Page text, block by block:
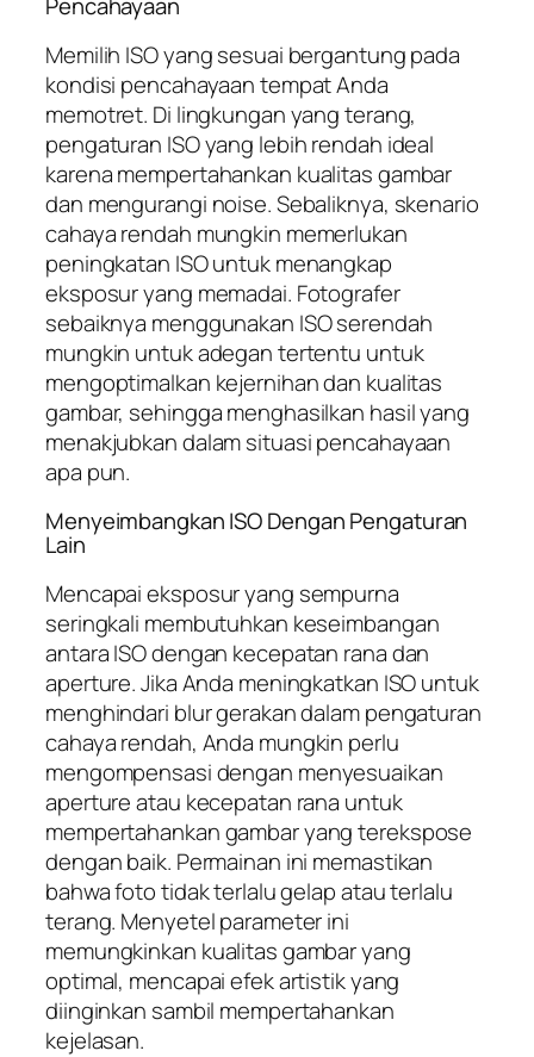
Memilih ISO yang sesuai bergantung pada
kondisi pencahayaan tempat Anda
memotret. Di lingkungan yang terang,
pengaturan ISO yang lebih rendah ideal
karena mempertahankan kualitas gambar
dan mengurangi noise. Sebaliknya, skenario
cahaya rendah mungkin memerlukan
peningkatan ISO untuk menangkap
eksposur yang memadai. Fotografer
sebaiknya menggunakan ISO serendah
mungkin untuk adegan tertentu untuk
mengoptimalkan kejernihan dan kualitas
gambar, sehingga menghasilkan hasil yang
menakjubkan dalam situasi pencahayaan
apa pun.
Menyeimbangkan ISO Dengan Pengaturan
Lain
Mencapai eksposur yang sempurna
seringkali membutuhkan keseimbangan
antara ISO dengan kecepatan rana dan
aperture. Jika Anda meningkatkan ISO untuk
menghindari blur gerakan dalam pengaturan
cahaya rendah, Anda mungkin perlu
mengompensasi dengan menyesuaikan
aperture atau kecepatan rana untuk
mempertahankan gambar yang terekspose
dengan baik. Permainan ini memastikan
bahwa foto tidak terlalu gelap atau terlalu
terang. Menyetel parameter ini
memungkinkan kualitas gambar yang
optimal, mencapai efek artistik yang
diinginkan sambil mempertahankan
kejelasan.